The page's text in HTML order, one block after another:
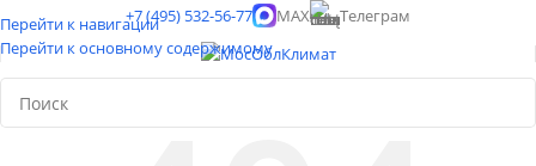
Перейти к навигации
Перейти к основному содержимому
+7 (495) 532-56-77 MAX Телеграм